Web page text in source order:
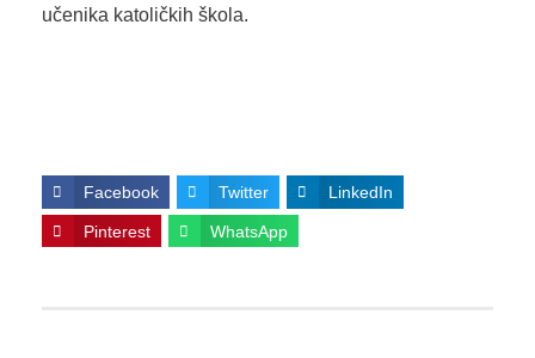
učenika katoličkih škola.
Facebook Twitter LinkedIn
Pinterest WhatsApp